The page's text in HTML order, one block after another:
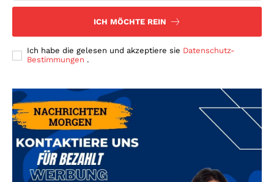
ICH MÖCHTE REIN
Ich habe die gelesen und akzeptiere sie Datenschutz-
Bestimmungen .